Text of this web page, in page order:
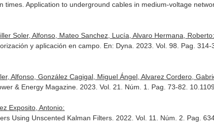
Application to underground cables in medium-voltage
Soler, Alfonso, Mateo Sanchez, Lucía, Alvaro Hermana, Roberto:
y aplicación en campo. En: Dyna . 2023. Vol. 98. Pag. 314-
Alfonso, González Cagigal, Miguel Ángel, Alvarez Cordero,
& Energy Magazine . 2023. Vol. 21. Núm. 1. Pag. 73-82.
Exposito, Antonio:
Using Unscented Kalman Filters. 2022. Vol. 11. Núm. 2. Pag.